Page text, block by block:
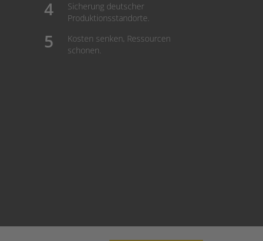
Sicherung deutscher
Produktionsstandorte.
Kosten senken, Ressourcen
schonen.